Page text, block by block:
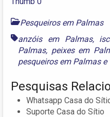
Pesqueiros em Palmas
anzóis em Palmas,
Palmas, peixes em
pesqueiros em Palmase
Pesquisas
Whatsapp Casa do
Suporte Casa do Sítio